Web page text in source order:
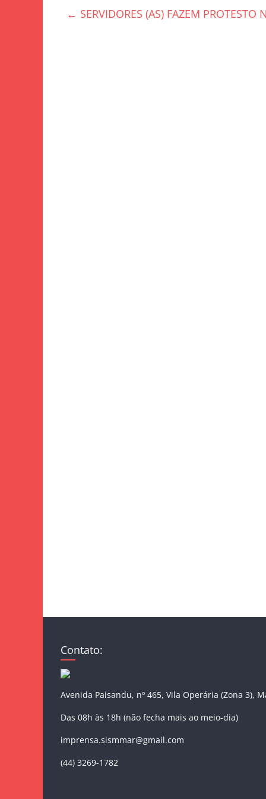
b
← SERVIDORES (AS) FAZEM PROTESTO
Contato:
Avenida Paisandu, nº 465, Vila Operária (Zona 3),
Das 08h às 18h (não fecha mais ao meio-dia)
imprensa.sismmar@gmail.com
(44) 3269-1782